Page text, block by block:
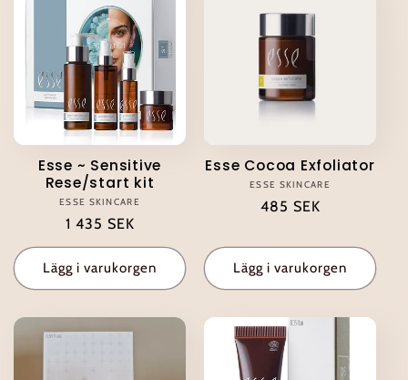
Esse ~ Sensitive
Rese/start kit
Säljare:
ESSE SKINCARE
Ordinarie
pris
1 435 SEK
Lägg i varukorgen
Esse Cocoa Exfoliator
Säljare:
ESSE SKINCARE
Ordinarie
485 SEK
Lägg i varukorgen